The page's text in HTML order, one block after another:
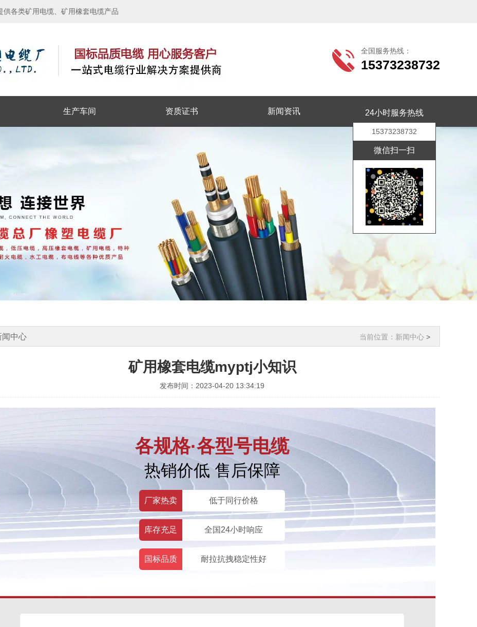
各类矿用电缆、矿用橡套电缆产品
全国服务热线：
15373238732
生产车间 资质证书 新闻资讯 联系我们
闻中心 当前位置： 新闻中心 >
矿用橡套电缆myptj小知识
发布时间：2023-04-20 13:34:19
各规格·各型号电缆
热销价低 售后保障
厂家热卖 低于同行价格
库存充足 全国24小时响应
国标品质 耐拉抗拽稳定性好
24小时服务热线
15373238732
微信扫一扫